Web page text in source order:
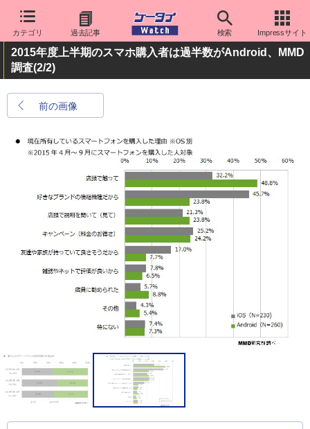
カテゴリ 過去記事 検索 Impressサイト
2015年度上半期のスマホ購入者は過半数がAndroid、MMD
調査(2/2)
前の画像